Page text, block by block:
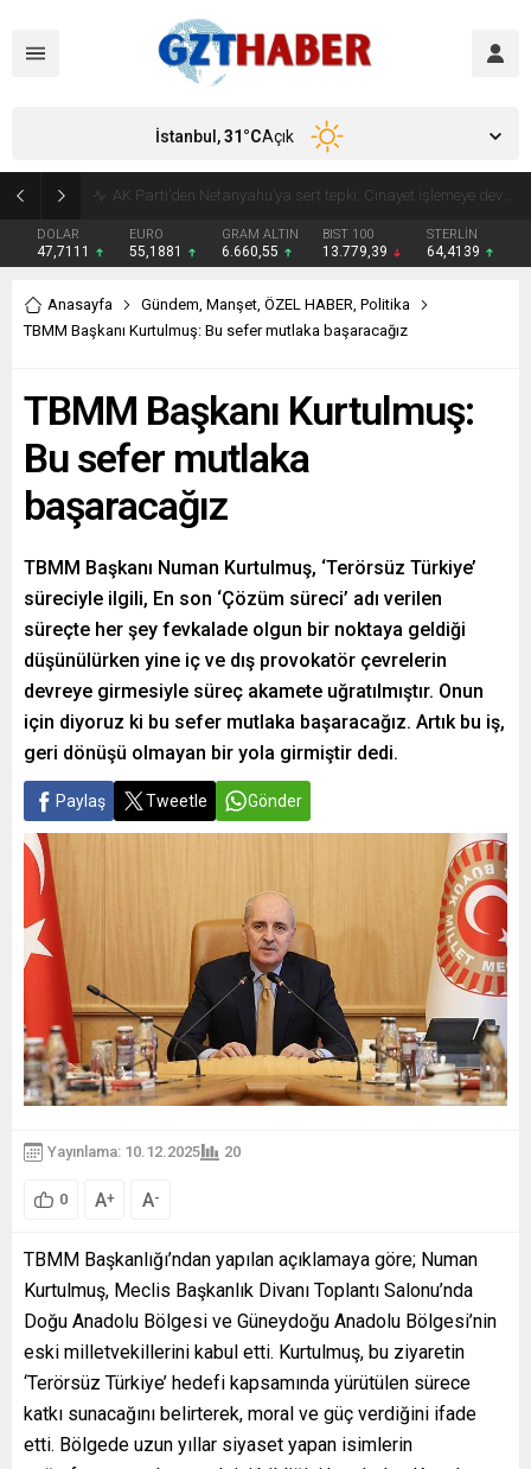
Son Dakika: Etimesgut Belediye Başkanı Erdal Beşikçioğlu görevden uzaklaştırıldı
DOLAR
47,7111
EURO
55,1881
GRAM ALTIN
6.660,55
BIST 100
13.779,39
STERLİN
64,4139
İstanbul,31°CAçık
Anasayfa Gündem, Manşet, ÖZEL HABER, Politika
TBMM Başkanı Kurtulmuş: Bu sefer mutlaka başaracağız
TBMM Başkanı Kurtulmuş:
Bu sefer mutlaka
başaracağız
TBMM Başkanı Numan Kurtulmuş, ‘Terörsüz Türkiye’
süreciyle ilgili, En son ‘Çözüm süreci’ adı verilen
süreçte her şey fevkalade olgun bir noktaya geldiği
düşünülürken yine iç ve dış provokatör çevrelerin
devreye girmesiyle süreç akamete uğratılmıştır. Onun
için diyoruz ki bu sefer mutlaka başaracağız. Artık bu iş,
geri dönüşü olmayan bir yola girmiştir dedi.
Paylaş Tweetle Gönder
Yayınlama: 10.12.2025 20
0 A+ A-
TBMM Başkanlığı’ndan yapılan açıklamaya göre; Numan
Kurtulmuş, Meclis Başkanlık Divanı Toplantı Salonu’nda
Doğu Anadolu Bölgesi ve Güneydoğu Anadolu Bölgesi’nin
eski milletvekillerini kabul etti. Kurtulmuş, bu ziyaretin
‘Terörsüz Türkiye’ hedefi kapsamında yürütülen sürece
katkı sunacağını belirterek, moral ve güç verdiğini ifade
etti. Bölgede uzun yıllar siyaset yapan isimlerin